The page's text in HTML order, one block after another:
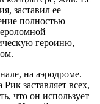
заставил ее
полностью
героиню,
на аэродроме.
заставляет всех,
что он использует